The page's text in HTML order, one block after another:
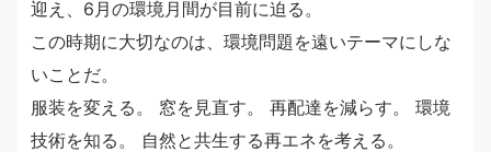
迎え、6月の環境月間が目前に迫る。
この時期に大切なのは、環境問題を遠いテーマにしな
いことだ。
服装を変える。 窓を見直す。 再配達を減らす。 環境
技術を知る。 自然と共生する再エネを考える。